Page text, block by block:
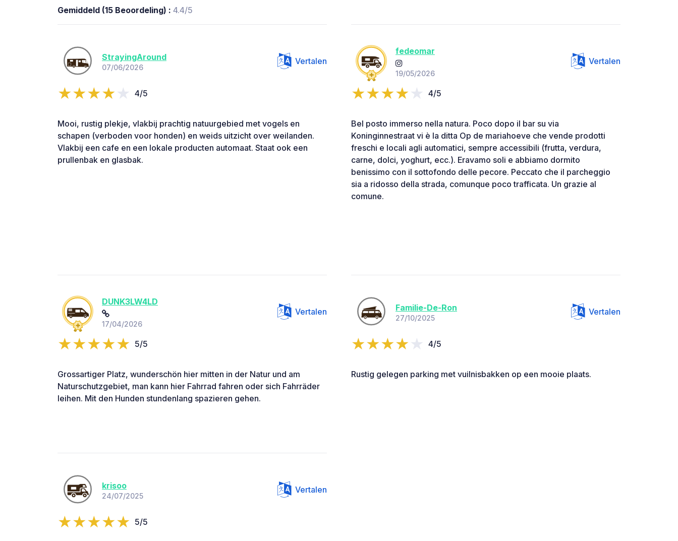
Gemiddeld (15 Beoordeling) : 4.4/5
StrayingAround
07/06/2026
Vertalen
4/5
Mooi, rustig plekje, vlakbij prachtig natuurgebied met vogels en
schapen (verboden voor honden) en weids uitzicht over weilanden.
Vlakbij een cafe en een lokale producten automaat. Staat ook een
prullenbak en glasbak.
fedeomar
19/05/2026
Vertalen
4/5
Bel posto immerso nella natura. Poco dopo il bar su via
Koninginnestraat vi è la ditta Op de mariahoeve che vende prodotti
freschi e locali agli automatici, sempre accessibili (frutta, verdura,
carne, dolci, yoghurt, ecc.). Eravamo soli e abbiamo dormito
benissimo con il sottofondo delle pecore. Peccato che il parcheggio
sia a ridosso della strada, comunque poco trafficata. Un grazie al
comune.
DUNK3LW4LD
17/04/2026
Vertalen
5/5
Grossartiger Platz, wunderschön hier mitten in der Natur und am
Naturschutzgebiet, man kann hier Fahrrad fahren oder sich Fahrräder
leihen. Mit den Hunden stundenlang spazieren gehen.
Familie-De-Ron
27/10/2025
Vertalen
4/5
Rustig gelegen parking met vuilnisbakken op een mooie plaats.
krisoo
24/07/2025
Vertalen
5/5